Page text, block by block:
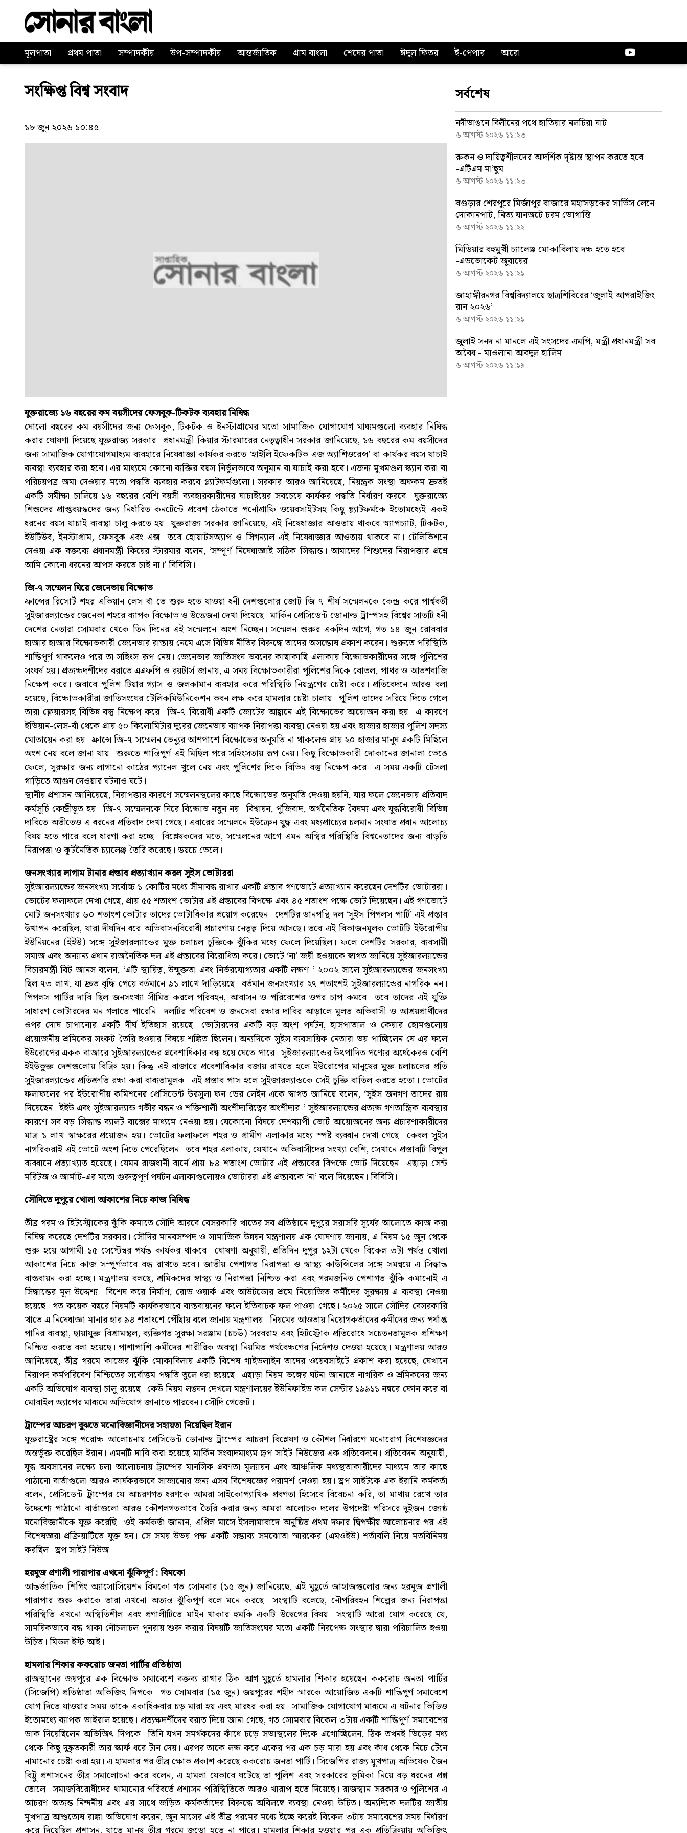
মূলপাতা প্রথম পাতা সম্পাদকীয় উপ-সম্পাদকীয় আন্তর্জাতিক গ্রাম বাংলা শেষের পাতা ঈদুল ফিতর ই-পেপার আরো
সংক্ষিপ্ত বিশ্ব সংবাদ
১৮ জুন ২০২৬ ১০:৪৫
যুক্তরাজ্যে ১৬ বছরের কম বয়সীদের ফেসবুক-টিকটক ব্যবহার নিষিদ্ধ
ষোলো বছরের কম বয়সীদের জন্য ফেসবুক, টিকটক ও ইনস্টাগ্রামের মতো সামাজিক যোগাযোগ মাধ্যমগুলো ব্যবহার নিষিদ্ধ
করার ঘোষণা দিয়েছে যুক্তরাজ্য সরকার। প্রধানমন্ত্রী কিয়ার স্টারমারের নেতৃত্বাধীন সরকার জানিয়েছে, ১৬ বছরের কম বয়সীদের
জন্য সামাজিক যোগাযোগমাধ্যম ব্যবহারে নিষেধাজ্ঞা কার্যকর করতে ‘হাইলি ইফেকটিভ এজ অ্যাশিওরেন্স’ বা কার্যকর বয়স যাচাই
ব্যবস্থা ব্যবহার করা হবে। এর মাধ্যমে কোনো ব্যক্তির বয়স নির্ভুলভাবে অনুমান বা যাচাই করা হবে। এজন্য মুখমণ্ডল স্ক্যান করা বা
পরিচয়পত্র জমা দেওয়ার মতো পদ্ধতি ব্যবহার করবে প্ল্যাটফর্মগুলো। সরকার আরও জানিয়েছে, নিয়ন্ত্রক সংস্থা অফকম দ্রুতই
একটি সমীক্ষা চালিয়ে ১৬ বছরের বেশি বয়সী ব্যবহারকারীদের যাচাইয়ের সবচেয়ে কার্যকর পদ্ধতি নির্ধারণ করবে। যুক্তরাজ্যে
শিশুদের প্রাপ্তবয়স্কদের জন্য নির্ধারিত কনটেন্টে প্রবেশ ঠেকাতে পর্নোগ্রাফি ওয়েবসাইটসহ কিছু প্ল্যাটফর্মকে ইতোমধ্যেই একই
ধরনের বয়স যাচাই ব্যবস্থা চালু করতে হয়। যুক্তরাজ্য সরকার জানিয়েছে, এই নিষেধাজ্ঞার আওতায় থাকবে স্ন্যাপচ্যাট, টিকটক,
ইউটিউব, ইনস্টাগ্রাম, ফেসবুক এবং এক্স। তবে হোয়াটসঅ্যাপ ও সিগন্যাল এই নিষেধাজ্ঞার আওতায় থাকবে না। টেলিভিশনে
দেওয়া এক বক্তব্যে প্রধানমন্ত্রী কিয়ের স্টারমার বলেন, ‘সম্পূর্ণ নিষেধাজ্ঞাই সঠিক সিদ্ধান্ত। আমাদের শিশুদের নিরাপত্তার প্রশ্নে
আমি কোনো ধরনের আপস করতে চাই না।’ বিবিসি।
জি-৭ সম্মেলন ঘিরে জেনেভায় বিক্ষোভ
ফ্রান্সের রিসোর্ট শহর এভিয়ান-লেস-বাঁ-তে শুরু হতে যাওয়া ধনী দেশগুলোর জোট জি-৭ শীর্ষ সম্মেলনকে কেন্দ্র করে পার্শ্ববর্তী
সুইজারল্যান্ডের জেনেভা শহরে ব্যাপক বিক্ষোভ ও উত্তেজনা দেখা দিয়েছে। মার্কিন প্রেসিডেন্ট ডোনাল্ড ট্রাম্পসহ বিশ্বের সাতটি ধনী
দেশের নেতারা সোমবার থেকে তিন দিনের এই সম্মেলনে অংশ নিচ্ছেন। সম্মেলন শুরুর একদিন আগে, গত ১৪ জুন রোববার
হাজার হাজার বিক্ষোভকারী জেনেভার রাস্তায় নেমে এসে বিভিন্ন নীতির বিরুদ্ধে তাদের অসন্তোষ প্রকাশ করেন। শুরুতে পরিস্থিতি
শান্তিপূর্ণ থাকলেও পরে তা সহিংস রূপ নেয়। জেনেভার জাতিসংঘ ভবনের কাছাকাছি এলাকায় বিক্ষোভকারীদের সঙ্গে পুলিশের
সংঘর্ষ হয়। প্রত্যক্ষদর্শীদের বরাতে এএফপি ও রয়টার্স জানায়, এ সময় বিক্ষোভকারীরা পুলিশের দিকে বোতল, পাথর ও আতশবাজি
নিক্ষেপ করে। জবাবে পুলিশ টিয়ার গ্যাস ও জলকামান ব্যবহার করে পরিস্থিতি নিয়ন্ত্রণের চেষ্টা করে। প্রতিবেদনে আরও বলা
হয়েছে, বিক্ষোভকারীরা জাতিসংঘের টেলিকমিউনিকেশন ভবন লক্ষ করে হামলার চেষ্টা চালায়। পুলিশ তাদের সরিয়ে দিতে গেলে
তারা ফ্লেয়ারসহ বিভিন্ন বস্তু নিক্ষেপ করে। জি-৭ বিরোধী একটি জোটের আহ্বানে এই বিক্ষোভের আয়োজন করা হয়। এ কারণে
ইভিয়ান-লেস-বাঁ থেকে প্রায় ৫০ কিলোমিটার দূরের জেনেভায় ব্যাপক নিরাপত্তা ব্যবস্থা নেওয়া হয় এবং হাজার হাজার পুলিশ সদস্য
মোতায়েন করা হয়। ফ্রান্সে জি-৭ সম্মেলন ভেন্যুর আশপাশে বিক্ষোভের অনুমতি না থাকলেও প্রায় ২০ হাজার মানুষ একটি মিছিলে
অংশ নেয় বলে জানা যায়। শুরুতে শান্তিপূর্ণ এই মিছিল পরে সহিংসতায় রূপ নেয়। কিছু বিক্ষোভকারী দোকানের জানালা ভেঙে
ফেলে, সুরক্ষার জন্য লাগানো কাঠের প্যানেল খুলে নেয় এবং পুলিশের দিকে বিভিন্ন বস্তু নিক্ষেপ করে। এ সময় একটি টেসলা
গাড়িতে আগুন দেওয়ার ঘটনাও ঘটে।
স্থানীয় প্রশাসন জানিয়েছে, নিরাপত্তার কারণে সম্মেলনস্থলের কাছে বিক্ষোভের অনুমতি দেওয়া হয়নি, যার ফলে জেনেভায় প্রতিবাদ
কর্মসূচি কেন্দ্রীভূত হয়। জি-৭ সম্মেলনকে ঘিরে বিক্ষোভ নতুন নয়। বিশ্বায়ন, পুঁজিবাদ, অর্থনৈতিক বৈষম্য এবং যুদ্ধবিরোধী বিভিন্ন
দাবিতে অতীতেও এ ধরনের প্রতিবাদ দেখা গেছে। এবারের সম্মেলনে ইউক্রেন যুদ্ধ এবং মধ্যপ্রাচ্যের চলমান সংঘাত প্রধান আলোচ্য
বিষয় হতে পারে বলে ধারণা করা হচ্ছে। বিশ্লেষকদের মতে, সম্মেলনের আগে এমন অস্থির পরিস্থিতি বিশ্বনেতাদের জন্য বাড়তি
নিরাপত্তা ও কূটনৈতিক চ্যালেঞ্জ তৈরি করেছে। ডয়চে ভেলে।
জনসংখ্যার লাগাম টানার প্রস্তাব প্রত্যাখ্যান করল সুইস ভোটাররা
সুইজারল্যান্ডের জনসংখ্যা সর্বোচ্চ ১ কোটির মধ্যে সীমাবদ্ধ রাখার একটি প্রস্তাব গণভোটে প্রত্যাখ্যান করেছেন দেশটির ভোটাররা।
ভোটের ফলাফলে দেখা গেছে, প্রায় ৫৫ শতাংশ ভোটার এই প্রস্তাবের বিপক্ষে এবং ৪৫ শতাংশ পক্ষে ভোট দিয়েছেন। এই গণভোটে
মোট জনসংখ্যার ৬০ শতাংশ ভোটার তাদের ভোটাধিকার প্রয়োগ করেছেন। দেশটির ডানপন্থি দল ‘সুইস পিপলস পার্টি’ এই প্রস্তাব
উত্থাপন করেছিল, যারা দীর্ঘদিন ধরে অভিবাসনবিরোধী প্রচারণায় নেতৃত্ব দিয়ে আসছে। তবে এই বিভাজনমূলক ভোটটি ইউরোপীয়
ইউনিয়নের (ইইউ) সঙ্গে সুইজারল্যান্ডের মুক্ত চলাচল চুক্তিকে ঝুঁকির মধ্যে ফেলে দিয়েছিল। ফলে দেশটির সরকার, ব্যবসায়ী
সমাজ এবং অন্যান্য প্রধান রাজনৈতিক দল এই প্রস্তাবের বিরোধিতা করে। ভোটে ‘না’ জয়ী হওয়াকে স্বাগত জানিয়ে সুইজারল্যান্ডের
বিচারমন্ত্রী বিট জানস বলেন, ‘এটি স্থায়িত্ব, উন্মুক্ততা এবং নির্ভরযোগ্যতার একটি লক্ষণ।’ ২০০২ সালে সুইজারল্যান্ডের জনসংখ্যা
ছিল ৭৩ লাখ, যা দ্রুত বৃদ্ধি পেয়ে বর্তমানে ৯১ লাখে দাঁড়িয়েছে। বর্তমান জনসংখ্যার ২৭ শতাংশই সুইজারল্যান্ডের নাগরিক নন।
পিপলস পার্টির দাবি ছিল জনসংখ্যা সীমিত করলে পরিবহন, আবাসন ও পরিবেশের ওপর চাপ কমবে। তবে তাদের এই যুক্তি
সাধারণ ভোটারদের মন গলাতে পারেনি। দলটির পরিবেশ ও জনসেবা রক্ষার দাবির আড়ালে মূলত অভিবাসী ও আশ্রয়প্রার্থীদের
ওপর দোষ চাপানোর একটি দীর্ঘ ইতিহাস রয়েছে। ভোটারদের একটি বড় অংশ পর্যটন, হাসপাতাল ও কেয়ার হোমগুলোয়
প্রয়োজনীয় শ্রমিকের সংকট তৈরি হওয়ার বিষয়ে শঙ্কিত ছিলেন। অন্যদিকে সুইস ব্যবসায়িক নেতারা ভয় পাচ্ছিলেন যে এর ফলে
ইউরোপের একক বাজারে সুইজারল্যান্ডের প্রবেশাধিকার বন্ধ হয়ে যেতে পারে। সুইজারল্যান্ডের উৎপাদিত পণ্যের অর্ধেকেরও বেশি
ইইউভুক্ত দেশগুলোয় বিক্রি হয়। কিন্তু এই বাজারে প্রবেশাধিকার বজায় রাখতে হলে ইউরোপের মানুষের মুক্ত চলাচলের প্রতি
সুইজারল্যান্ডের প্রতিশ্রুতি রক্ষা করা বাধ্যতামূলক। এই প্রস্তাব পাস হলে সুইজারল্যান্ডকে সেই চুক্তি বাতিল করতে হতো। ভোটের
ফলাফলের পর ইউরোপীয় কমিশনের প্রেসিডেন্ট উরসুলা ফন ডের লেইন একে স্বাগত জানিয়ে বলেন, ‘সুইস জনগণ তাদের রায়
দিয়েছেন। ইইউ এবং সুইজারল্যান্ড গভীর বন্ধন ও শক্তিশালী অংশীদারিত্বের অংশীদার।’ সুইজারল্যান্ডের প্রত্যক্ষ গণতান্ত্রিক ব্যবস্থার
কারণে সব বড় সিদ্ধান্ত ব্যালট বাক্সের মাধ্যমে নেওয়া হয়। যেকোনো বিষয়ে দেশব্যাপী ভোট আয়োজনের জন্য প্রচারণাকারীদের
মাত্র ১ লাখ স্বাক্ষরের প্রয়োজন হয়। ভোটের ফলাফলে শহর ও গ্রামীণ এলাকার মধ্যে স্পষ্ট ব্যবধান দেখা গেছে। কেবল সুইস
নাগরিকরাই এই ভোটে অংশ নিতে পেরেছিলেন। তবে শহর এলাকায়, যেখানে অভিবাসীদের সংখ্যা বেশি, সেখানে প্রস্তাবটি বিপুল
ব্যবধানে প্রত্যাখ্যাত হয়েছে। যেমন রাজধানী বার্নে প্রায় ৮৪ শতাংশ ভোটার এই প্রস্তাবের বিপক্ষে ভোট দিয়েছেন। এছাড়া সেন্ট
মরিটজ ও জার্মাট-এর মতো গুরুত্বপূর্ণ পর্যটন এলাকাগুলোয়ও ভোটাররা এই প্রস্তাবকে ‘না’ বলে দিয়েছেন। বিবিসি।
সৌদিতে দুপুরে খোলা আকাশের নিচে কাজ নিষিদ্ধ
তীব্র গরম ও হিটস্ট্রোকের ঝুঁকি কমাতে সৌদি আরবে বেসরকারি খাতের সব প্রতিষ্ঠানে দুপুরে সরাসরি সূর্যের আলোতে কাজ করা
নিষিদ্ধ করেছে দেশটির সরকার। সৌদির মানবসম্পদ ও সামাজিক উন্নয়ন মন্ত্রণালয় এক ঘোষণায় জানায়, এ নিয়ম ১৫ জুন থেকে
শুরু হয়ে আগামী ১৫ সেপ্টেম্বর পর্যন্ত কার্যকর থাকবে। ঘোষণা অনুযায়ী, প্রতিদিন দুপুর ১২টা থেকে বিকেল ৩টা পর্যন্ত খোলা
আকাশের নিচে কাজ সম্পূর্ণভাবে বন্ধ রাখতে হবে। জাতীয় পেশাগত নিরাপত্তা ও স্বাস্থ্য কাউন্সিলের সঙ্গে সমন্বয়ে এ সিদ্ধান্ত
বাস্তবায়ন করা হচ্ছে। মন্ত্রণালয় বলছে, শ্রমিকদের স্বাস্থ্য ও নিরাপত্তা নিশ্চিত করা এবং গরমজনিত পেশাগত ঝুঁকি কমানোই এ
সিদ্ধান্তের মূল উদ্দেশ্য। বিশেষ করে নির্মাণ, রোড ওয়ার্ক এবং আউটডোর শ্রমে নিয়োজিত কর্মীদের সুরক্ষায় এ ব্যবস্থা নেওয়া
হয়েছে। গত কয়েক বছরে নিয়মটি কার্যকরভাবে বাস্তবায়নের ফলে ইতিবাচক ফল পাওয়া গেছে। ২০২৫ সালে সৌদির বেসরকারি
খাতে এ নিষেধাজ্ঞা মানার হার ৯৪ শতাংশে পৌঁছায় বলে জানায় মন্ত্রণালয়। নিয়মের আওতায় নিয়োগকর্তাদের কর্মীদের জন্য পর্যাপ্ত
পানির ব্যবস্থা, ছায়াযুক্ত বিশ্রামস্থল, ব্যক্তিগত সুরক্ষা সরঞ্জাম (চচঊ) সরবরাহ এবং হিটস্ট্রোক প্রতিরোধে সচেতনতামূলক প্রশিক্ষণ
নিশ্চিত করতে বলা হয়েছে। পাশাপাশি কর্মীদের শারীরিক অবস্থা নিয়মিত পর্যবেক্ষণের নির্দেশও দেওয়া হয়েছে। মন্ত্রণালয় আরও
জানিয়েছে, তীব্র গরমে কাজের ঝুঁকি মোকাবিলায় একটি বিশেষ গাইডলাইন তাদের ওয়েবসাইটে প্রকাশ করা হয়েছে, যেখানে
নিরাপদ কর্মপরিবেশ নিশ্চিতের সর্বোত্তম পদ্ধতি তুলে ধরা হয়েছে। এছাড়া নিয়ম ভঙ্গের ঘটনা জানাতে নাগরিক ও শ্রমিকদের জন্য
একটি অভিযোগ ব্যবস্থা চালু রয়েছে। কেউ নিয়ম লঙ্ঘন দেখলে মন্ত্রণালয়ের ইউনিফাইড কল সেন্টার ১৯৯১১ নম্বরে ফোন করে বা
মোবাইল অ্যাপের মাধ্যমে অভিযোগ জানাতে পারবেন। সৌদি গেজেট।
ট্রাম্পের আচরণ বুঝতে মনোবিজ্ঞানীদের সহায়তা নিয়েছিল ইরান
যুক্তরাষ্ট্রের সঙ্গে পরোক্ষ আলোচনায় প্রেসিডেন্ট ডোনাল্ড ট্রাম্পের আচরণ বিশ্লেষণ ও কৌশল নির্ধারণে মনোরোগ বিশেষজ্ঞদের
অন্তর্ভুক্ত করেছিল ইরান। এমনটি দাবি করা হয়েছে মার্কিন সংবাদমাধ্যম ড্রপ সাইট নিউজের এক প্রতিবেদনে। প্রতিবেদন অনুযায়ী,
যুদ্ধ অবসানের লক্ষ্যে চলা আলোচনায় ট্রাম্পের মানসিক প্রবণতা মূল্যায়ন এবং আঞ্চলিক মধ্যস্থতাকারীদের মাধ্যমে তার কাছে
পাঠানো বার্তাগুলো আরও কার্যকরভাবে সাজানোর জন্য এসব বিশেষজ্ঞের পরামর্শ নেওয়া হয়। ড্রপ সাইটকে এক ইরানি কর্মকর্তা
বলেন, প্রেসিডেন্ট ট্রাম্পের যে আচরণগত ধরণকে আমরা সাইকোপ্যাথিক প্রবণতা হিসেবে বিবেচনা করি, তা মাথায় রেখে তার
উদ্দেশ্যে পাঠানো বার্তাগুলো আরও কৌশলগতভাবে তৈরি করার জন্য আমরা আলোচক দলের উপদেষ্টা পরিসরে দুইজন জ্যেষ্ঠ
মনোবিজ্ঞানীকে যুক্ত করেছি। ওই কর্মকর্তা জানান, এপ্রিল মাসে ইসলামাবাদে অনুষ্ঠিত প্রথম দফার দ্বিপক্ষীয় আলোচনার পর এই
বিশেষজ্ঞরা প্রক্রিয়াটিতে যুক্ত হন। সে সময় উভয় পক্ষ একটি সম্ভাব্য সমঝোতা স্মারকের (এমওইউ) শর্তাবলি নিয়ে মতবিনিময়
করছিল। ড্রপ সাইট নিউজ।
হরমুজ প্রণালী পারাপার এখনো ঝুঁকিপূর্ণ : বিমকো
আন্তর্জাতিক শিপিং অ্যাসোসিয়েশন বিমকো গত সোমবার (১৫ জুন) জানিয়েছে, এই মুহূর্তে জাহাজগুলোর জন্য হরমুজ প্রণালী
পারাপার শুরু করাকে তারা এখনো অত্যন্ত ঝুঁকিপূর্ণ বলে মনে করছে। সংস্থাটি বলেছে, নৌপরিবহন শিল্পের জন্য নিরাপত্তা
পরিস্থিতি এখনো অস্থিতিশীল এবং প্রণালীটিতে মাইন থাকার হুমকি একটি উদ্বেগের বিষয়। সংস্থাটি আরো যোগ করেছে যে,
সাময়িকভাবে বন্ধ থাকা নৌচলাচল পুনরায় শুরু করার বিষয়টি জাতিসংঘের মতো একটি নিরপেক্ষ সংস্থার দ্বারা পরিচালিত হওয়া
উচিত। মিডল ইস্ট আই।
হামলার শিকার ককরোচ জনতা পার্টির প্রতিষ্ঠাতা
রাজস্থানের জয়পুরে এক বিক্ষোভ সমাবেশে বক্তব্য রাখার ঠিক আগ মুহূর্তে হামলার শিকার হয়েছেন ককরোচ জনতা পার্টির
(সিজেপি) প্রতিষ্ঠাতা অভিজিৎ দিপকে। গত সোমবার (১৫ জুন) জয়পুরের শহীদ স্মারকে আয়োজিত একটি শান্তিপূর্ণ সমাবেশে
যোগ দিতে যাওয়ার সময় তাকে একাধিকবার চড় মারা হয় এবং মারধর করা হয়। সামাজিক যোগাযোগ মাধ্যমে এ ঘটনার ভিডিও
ইতোমধ্যে ব্যাপক ভাইরাল হয়েছে। প্রত্যক্ষদর্শীদের বরাত দিয়ে জানা গেছে, গত সোমবার বিকেল ৩টায় একটি শান্তিপূর্ণ সমাবেশের
ডাক দিয়েছিলেন অভিজিৎ দিপকে। তিনি যখন সমর্থকদের কাঁধে চড়ে সভাস্থলের দিকে এগোচ্ছিলেন, ঠিক তখনই ভিড়ের মধ্য
থেকে কিছু দুষ্কৃতকারী তার স্কার্ফ ধরে টান দেয়। এরপর তাকে লক্ষ করে একের পর এক চড় মারা হয় এবং কাঁধ থেকে নিচে টেনে
নামানোর চেষ্টা করা হয়। এ হামলার পর তীব্র ক্ষোভ প্রকাশ করেছে ককরোচ জনতা পার্টি। সিজেপির রাজ্য মুখপাত্র অভিষেক জৈন
বিট্টু প্রশাসনের তীব্র সমালোচনা করে বলেন, এ হামলা যেভাবে ঘটেছে তা পুলিশ এবং সরকারের ভূমিকা নিয়ে বড় ধরনের প্রশ্ন
তোলে। সমাজবিরোধীদের থামানোর পরিবর্তে প্রশাসন পরিস্থিতিকে আরও খারাপ হতে দিয়েছে। রাজস্থান সরকার ও পুলিশের এ
আচরণ অত্যন্ত নিন্দনীয় এবং এর সাথে জড়িত কর্মকর্তাদের বিরুদ্ধে অবিলম্বে ব্যবস্থা নেওয়া উচিত। অন্যদিকে দলটির জাতীয়
মুখপাত্র আশুতোষ রাঙ্কা অভিযোগ করেন, জুন মাসের এই তীব্র গরমের মধ্যে ইচ্ছে করেই বিকেল ৩টায় সমাবেশের সময় নির্ধারণ
সর্বশেষ
নদীভাঙনে বিলীনের পথে হাতিয়ার নলচিরা ঘাট
৬ আগস্ট ২০২৬ ১১:২৩
রুকন ও দায়িত্বশীলদের আদর্শিক দৃষ্টান্ত স্থাপন করতে হবে
-এটিএম মা’ছুম
৬ আগস্ট ২০২৬ ১১:২৩
বগুড়ার শেরপুরে মির্জাপুর বাজারে মহাসড়কের সার্ভিস লেনে
দোকানপাট, নিত্য যানজটে চরম ভোগান্তি
৬ আগস্ট ২০২৬ ১১:২২
মিডিয়ার বহুমুখী চ্যালেঞ্জ মোকাবিলায় দক্ষ হতে হবে
-এডভোকেট জুবায়ের
৬ আগস্ট ২০২৬ ১১:২১
জাহাঙ্গীরনগর বিশ্ববিদ্যালয়ে ছাত্রশিবিরের ‘জুলাই আপরাইজিং
রান ২০২৬’
৬ আগস্ট ২০২৬ ১১:২১
জুলাই সনদ না মানলে এই সংসদের এমপি, মন্ত্রী প্রধানমন্ত্রী সব
অবৈধ - মাওলানা আবদুল হালিম
৬ আগস্ট ২০২৬ ১১:১৯